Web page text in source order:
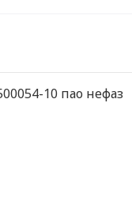
10 пао нефаз